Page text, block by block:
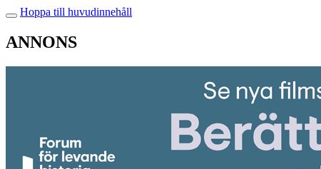
Hoppa till huvudinnehåll
ANNONS